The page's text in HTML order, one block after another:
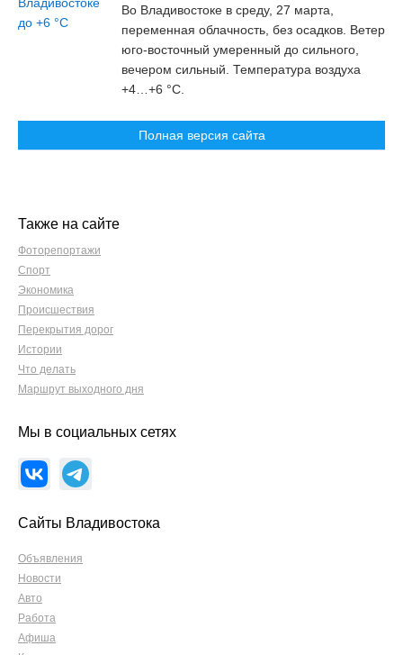
Во Владивостоке в среду, 27 марта,
переменная облачность, без осадков. Ветер
юго-восточный умеренный до сильного,
вечером сильный. Температура воздуха
+4…+6 °C.
Полная версия сайта
Также на сайте
Фоторепортажи
Спорт
Экономика
Происшествия
Перекрытия дорог
Истории
Что делать
Маршрут выходного дня
Мы в социальных сетях
Сайты Владивостока
Объявления
Новости
Авто
Работа
Афиша